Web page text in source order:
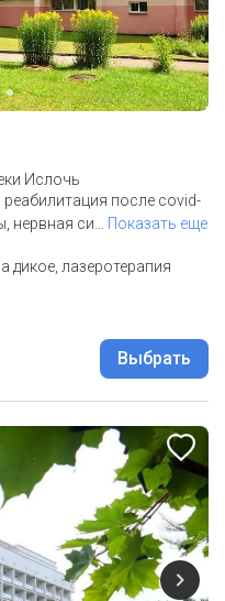
Ислочь
после covid-
нервная си
Показать еще
дикое, лазеротерапия
Выбрать